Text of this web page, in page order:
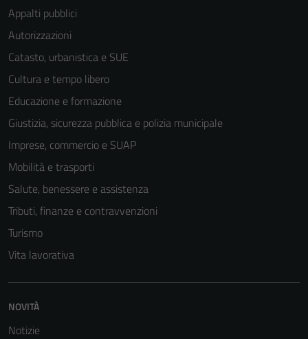
Appalti pubblici
Autorizzazioni
Catasto, urbanistica e SUE
Cultura e tempo libero
Educazione e formazione
Giustizia, sicurezza pubblica e polizia municipale
Imprese, commercio e SUAP
Mobilità e trasporti
Salute, benessere e assistenza
Tributi, finanze e contravvenzioni
Turismo
Vita lavorativa
NOVITÀ
Notizie
disabilitati.